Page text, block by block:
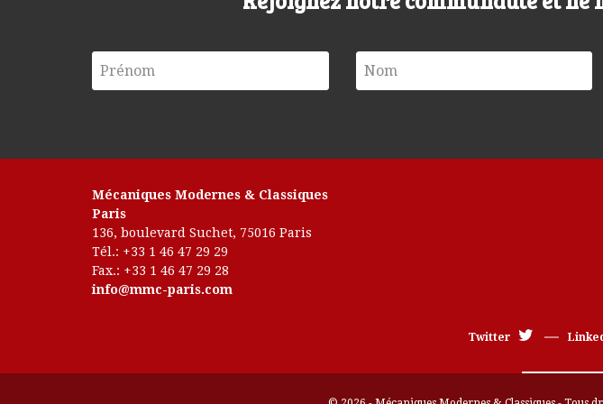
Mécaniques Modernes & Classiques
Paris
136, boulevard Suchet, 75016 Paris
Tél.: +33 1 46 47 29 29
Fax.: +33 1 46 47 29 28
info@mmc-paris.com
Twitter